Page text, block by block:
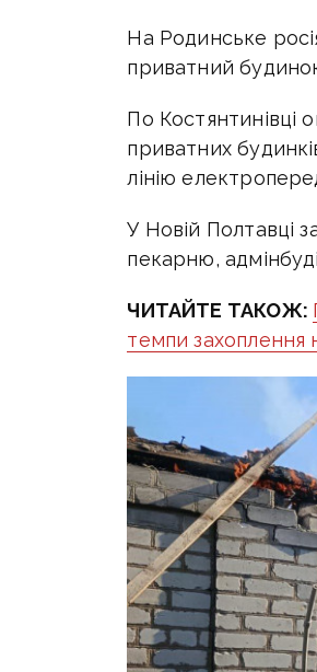
На Родинське
приватний
По
приватних
лінію
У Новій Полтавці
пекарню,
ЧИТАЙТЕ ТАКОЖ:
темпи захоплення